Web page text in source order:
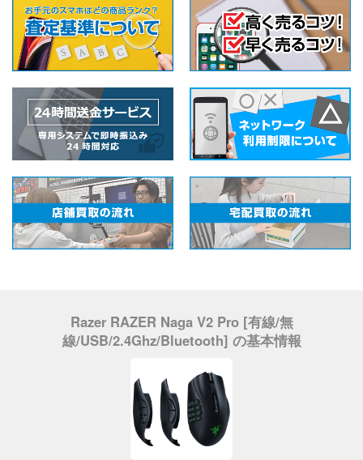
Razer RAZER Naga V2 Pro [有線/無
線/USB/2.4Ghz/Bluetooth] の基本情報